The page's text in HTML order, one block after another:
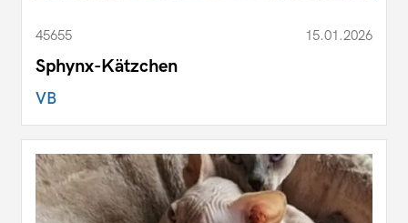
45655 15.01.2026
Sphynx-Kätzchen
VB